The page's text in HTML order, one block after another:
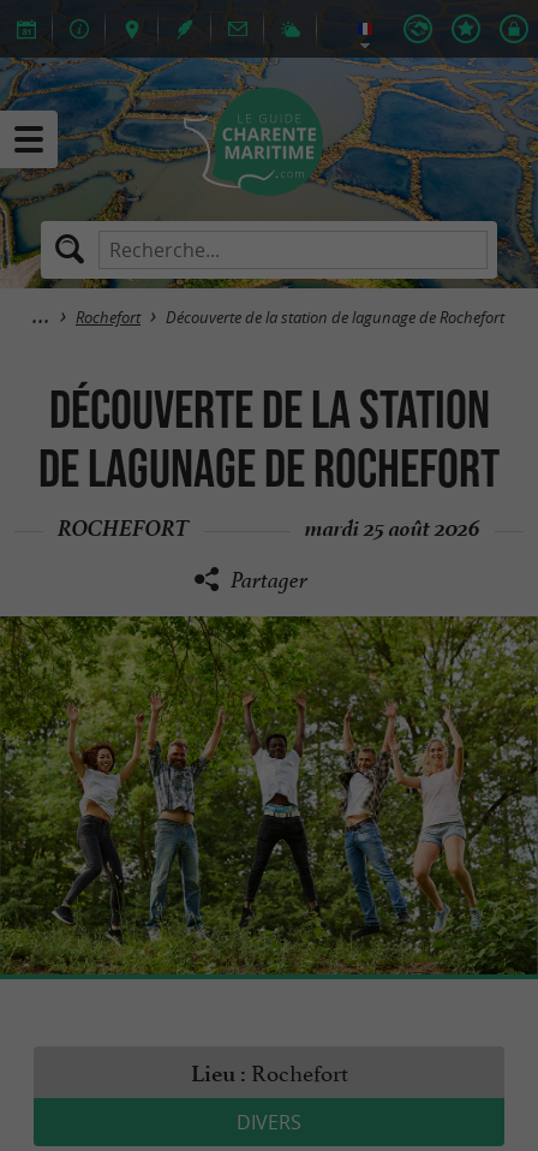
Rochefort Découverte de la station de lagunage de Rochefort
Découverte de la station
de lagunage de Rochefort
ROCHEFORT mardi 25 août 2026
Partager
Lieu : Rochefort
DIVERS